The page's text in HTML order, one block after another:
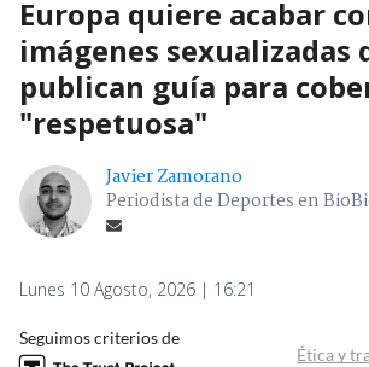
Europa quiere acabar
imágenes sexualizadas
publican guía para
"respetuosa"
Javier Zamorano
Periodista de Deportes en
Lunes 10 Agosto, 2026 | 16:21
Seguimos criterios de
Ética y